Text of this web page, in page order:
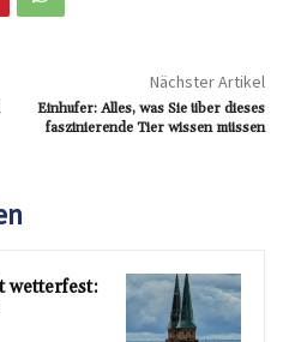
Nächster Artikel
Einhufer: Alles, was Sie über dieses
faszinierende Tier wissen müssen
wetterfest: